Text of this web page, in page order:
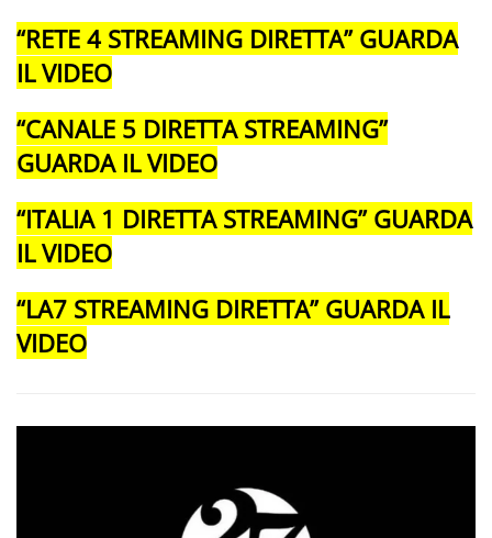
“RETE 4 STREAMING DIRETTA” GUARDA
IL VIDEO
“CANALE 5 DIRETTA STREAMING”
GUARDA IL VIDEO
“ITALIA 1 DIRETTA STREAMING” GUARDA
IL VIDEO
“LA7 STREAMING DIRETTA” GUARDA IL
VIDEO